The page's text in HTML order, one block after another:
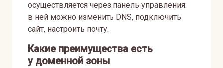
осуществляется через панель управления:
в ней можно изменить DNS, подключить
сайт, настроить почту.
Какие преимущества есть
у доменной зоны